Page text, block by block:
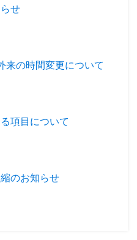
せ
来の時間変更について
項目について
のお知らせ